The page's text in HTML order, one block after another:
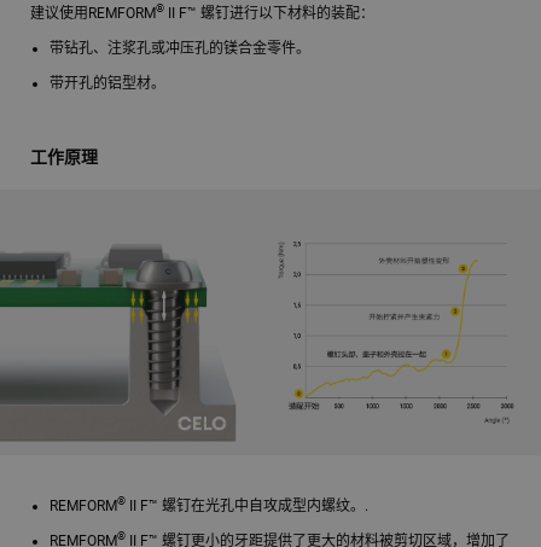
建议使用REMFORM® II F™ 螺钉进行以下材料的装配：
带钻孔、注浆孔或冲压孔的镁合金零件。
带开孔的铝型材。
工作原理
REMFORM® II F™ 螺钉在光孔中自攻成型内螺纹。.
REMFORM®
II F™ 螺钉更小的牙距提供了更大的材料被剪切区域，增加了